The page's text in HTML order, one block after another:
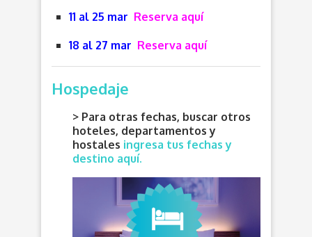
11 al 25 mar Reserva aquí
18 al 27 mar Reserva aquí
Hospedaje
> Para otras fechas, buscar otros
hoteles, departamentos y
hostales ingresa tus fechas y
destino aquí.